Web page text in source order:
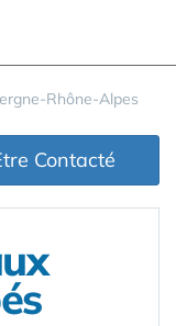
Rhône-Alpes
Contacté